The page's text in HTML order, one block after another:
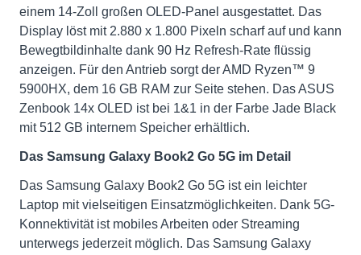
einem 14-Zoll großen OLED-Panel ausgestattet. Das
Display löst mit 2.880 x 1.800 Pixeln scharf auf und kann
Bewegtbildinhalte dank 90 Hz Refresh-Rate flüssig
anzeigen. Für den Antrieb sorgt der AMD Ryzen™ 9
5900HX, dem 16 GB RAM zur Seite stehen. Das ASUS
Zenbook 14x OLED ist bei 1&1 in der Farbe Jade Black
mit 512 GB internem Speicher erhältlich.
Das Samsung Galaxy Book2 Go 5G im Detail
Das Samsung Galaxy Book2 Go 5G ist ein leichter
Laptop mit vielseitigen Einsatzmöglichkeiten. Dank 5G-
Konnektivität ist mobiles Arbeiten oder Streaming
unterwegs jederzeit möglich. Das Samsung Galaxy